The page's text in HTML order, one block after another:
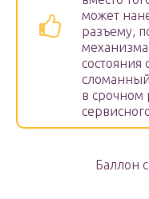
может
разъему,
состояния
в срочном
Баллон